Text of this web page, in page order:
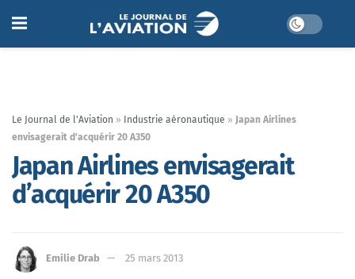
Le Journal de l'Aviation » Industrie aéronautique » Japan Airlines
envisagerait d’acquérir 20 A350
Japan Airlines envisagerait
d’acquérir 20 A350
Emilie Drab 25 mars 2013